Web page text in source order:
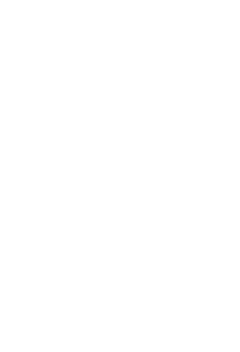
%m/%Y') as
ON
f_confini INNER
=